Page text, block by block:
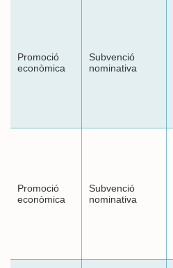
Promoció
econòmica
Subvenció
nominativa
Promoció
econòmica
Subvenció
nominativa